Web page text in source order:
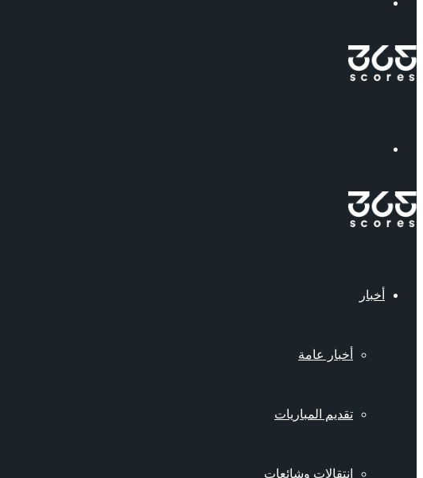
أخبار
أخبار عامة
تقديم المباريات
انتقالات وشائعات